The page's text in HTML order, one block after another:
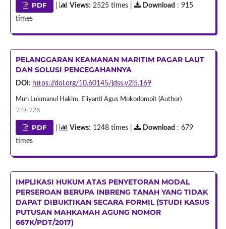
PDF Views: 2525 times | Download : 915
times
PELANGGARAN KEAMANAN MARITIM PAGAR LAUT
DAN SOLUSI PENCEGAHANNYA
DOI: https://doi.org/10.60145/jdss.v2i5.169
Muh Lukmanul Hakim, Eliyanti Agus Mokodompit (Author)
719-726
PDF Views: 1248 times | Download : 679
times
IMPLIKASI HUKUM ATAS PENYETORAN MODAL
PERSEROAN BERUPA INBRENG TANAH YANG TIDAK
DAPAT DIBUKTIKAN SECARA FORMIL (STUDI KASUS
PUTUSAN MAHKAMAH AGUNG NOMOR
667K/PDT/2017)